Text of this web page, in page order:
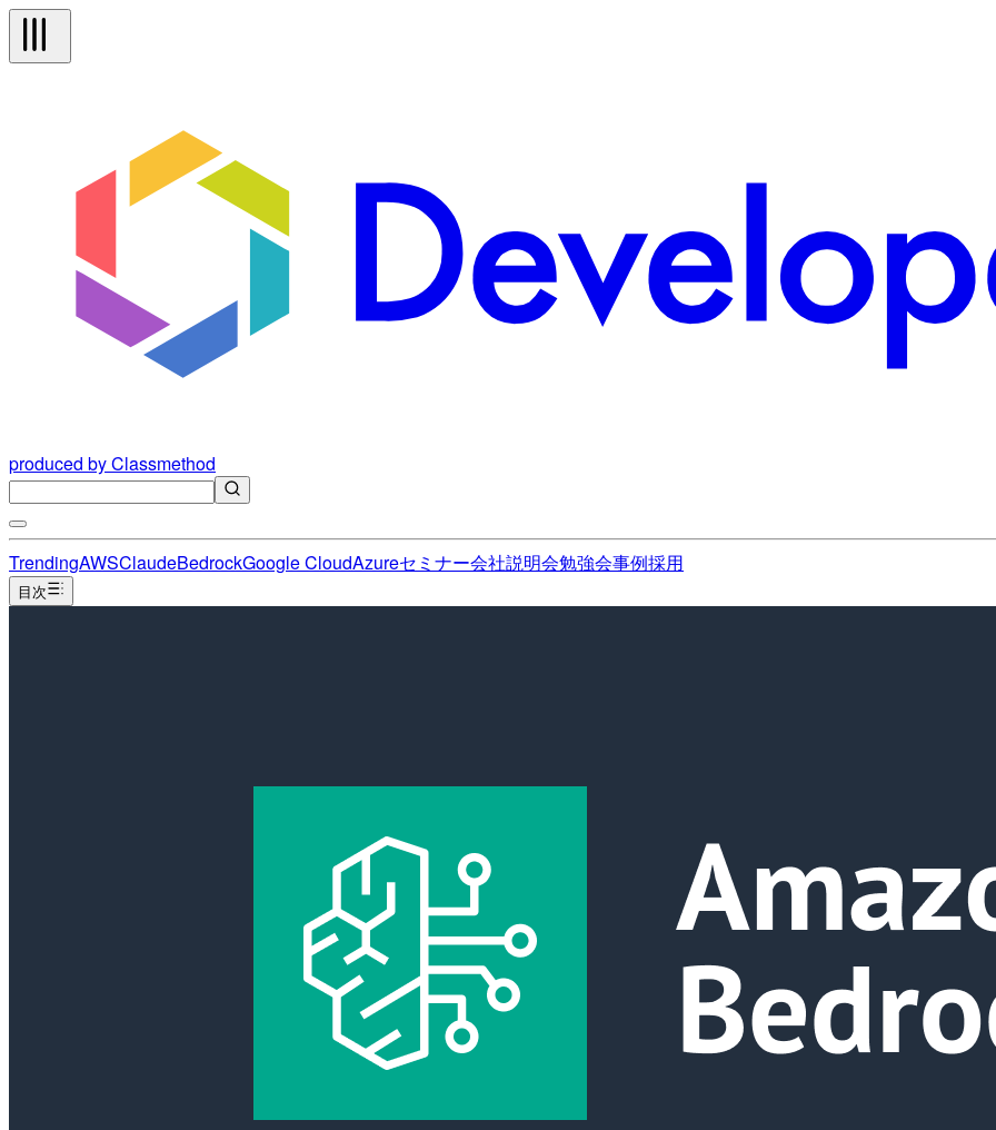
produced by Classmethod
TrendingAWSClaudeBedrockGoogle CloudAzureセミナー会社説明会勉強会事例採用
目次